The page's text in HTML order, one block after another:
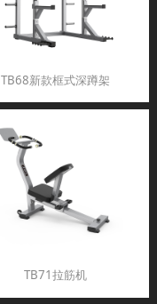
TB68新款框式深蹲架
TB71拉筋机